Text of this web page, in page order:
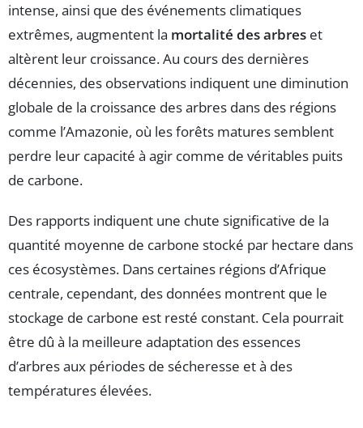
intense, ainsi que des événements climatiques
extrêmes, augmentent la mortalité des arbres et
altèrent leur croissance. Au cours des dernières
décennies, des observations indiquent une diminution
globale de la croissance des arbres dans des régions
comme l’Amazonie, où les forêts matures semblent
perdre leur capacité à agir comme de véritables puits
de carbone.
Des rapports indiquent une chute significative de la
quantité moyenne de carbone stocké par hectare dans
ces écosystèmes. Dans certaines régions d’Afrique
centrale, cependant, des données montrent que le
stockage de carbone est resté constant. Cela pourrait
être dû à la meilleure adaptation des essences
d’arbres aux périodes de sécheresse et à des
températures élevées.